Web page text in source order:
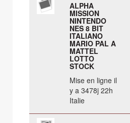
ALPHA
MISSION
NINTENDO
NES 8 BIT
ITALIANO
MARIO PAL A
MATTEL
LOTTO
STOCK
Mise en ligne il
y a 3478j 22h
Italie